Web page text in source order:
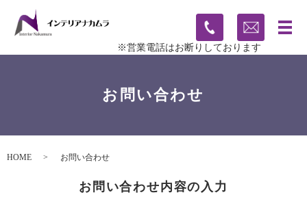
※営業電話はお断りしております
お問い合わせ
HOME お問い合わせ
お問い合わせ内容の入力